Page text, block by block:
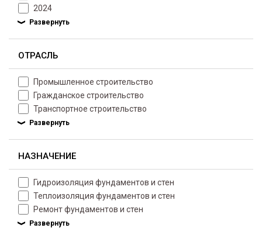
2024
ОТРАСЛЬ
Промышленное строительство
Гражданское строительство
Транспортное строительство
НАЗНАЧЕНИЕ
Гидроизоляция фундаментов и стен
Теплоизоляция фундаментов и стен
Ремонт фундаментов и стен